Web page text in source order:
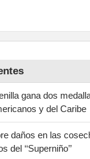
gana dos
y del Caribe
daños en las
del ‘‘Superniño’’